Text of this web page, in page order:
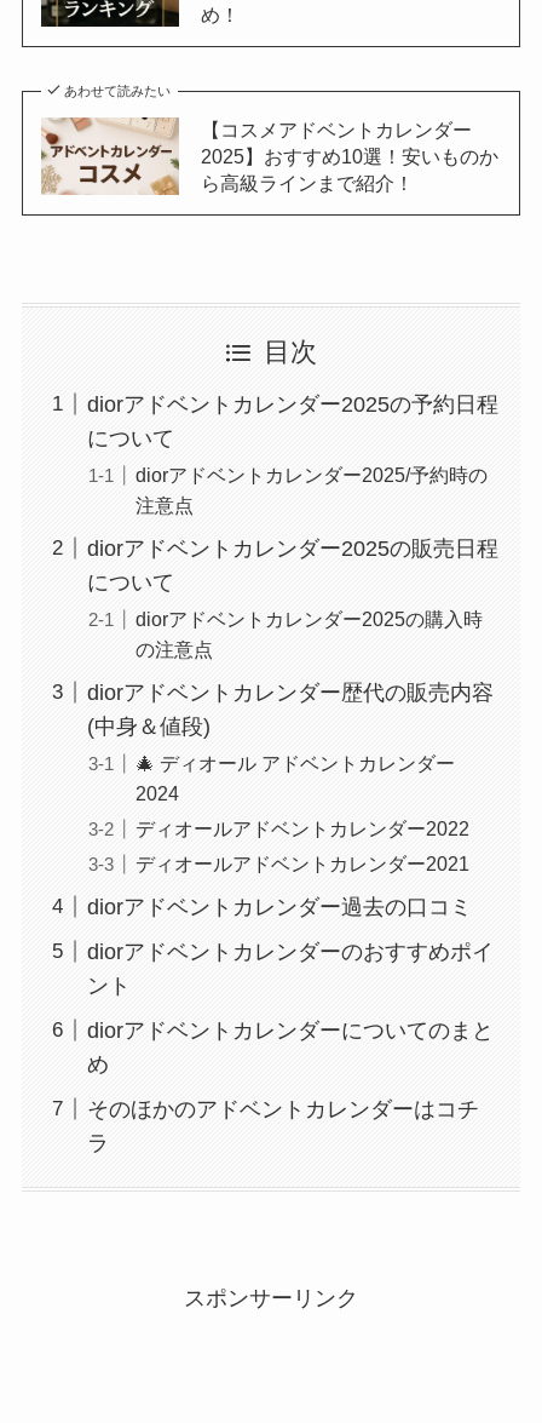
め！
あわせて読みたい
【コスメアドベントカレンダー
2025】おすすめ10選！安いものか
ら高級ラインまで紹介！
目次
diorアドベントカレンダー2025の予約日程
について
diorアドベントカレンダー2025/予約時の
注意点
diorアドベントカレンダー2025の販売日程
について
diorアドベントカレンダー2025の購入時
の注意点
diorアドベントカレンダー歴代の販売内容
(中身＆値段)
🎄 ディオール アドベントカレンダー
2024
ディオールアドベントカレンダー2022
ディオールアドベントカレンダー2021
diorアドベントカレンダー過去の口コミ
diorアドベントカレンダーのおすすめポイ
ント
diorアドベントカレンダーについてのまと
め
そのほかのアドベントカレンダーはコチ
ラ
スポンサーリンク